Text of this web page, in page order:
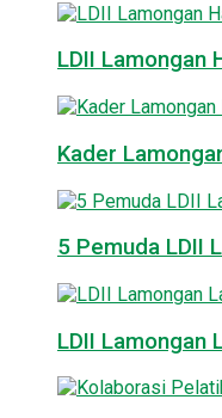
LDII Lamongan
Kader
5 Pemuda LDII
LDII Lamongan